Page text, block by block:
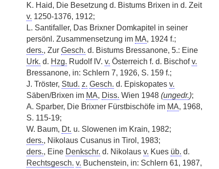
K. Haid, Die Besetzung d. Bistums Brixen in d. Zeit
v. 1250-1376, 1912;
L. Santifaller, Das Brixner Domkapitel in seiner
persönl. Zusammensetzung im MA, 1924 f.;
ders., Zur Gesch. d. Bistums Bressanone, 5.: Eine
Urk. d. Hzg. Rudolf IV. v. Österreich f. d. Bischofv.
Bressanone, in: Schlern 7, 1926, S. 159 f.;
J. Tröster, Stud. z. Gesch. d. Episkopates v.
Säben/Brixen im MA, Diss. Wien 1948 (ungedr.);
A. Sparber, Die Brixner Fürstbischöfe im MA, 1968,
S. 115-19;
W. Baum, Dt. u. Slowenen im Krain, 1982;
ders., Nikolaus Cusanus in Tirol, 1983;
ders., Eine Denkschr. d. Nikolaus v. Kues üb. d.
Rechtsgesch. v. Buchenstein, in: Schlern 61, 1987,